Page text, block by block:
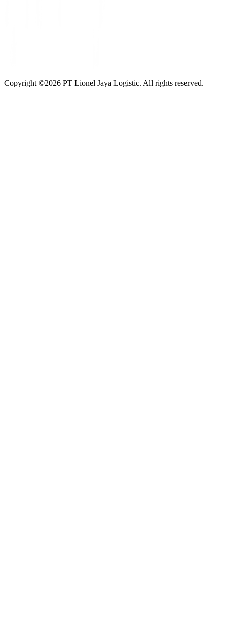
Copyright ©2026 PT Lionel Jaya Logistic. All rights reserved.